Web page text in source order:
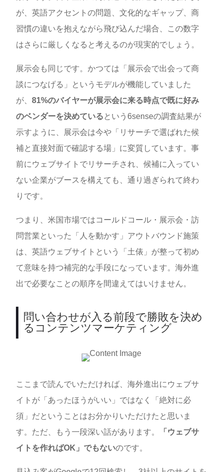
が、英語アクセントの問題、文化的なギャップ、商
習慣の違いを抱えながら飛び込んだ場合、この数字
はさらに厳しくなると考えるのが現実的でしょう。
展示会も同じです。かつては「展示会で出会って商
談につなげる」というモデルが機能していました
が、81%のバイヤーが展示会に来る時点で既に好み
のベンダーを決めている という6senseの調査結果が
示すように、展示会は今や「リサーチで選ばれた候
補と直接対面で確認する場」に変質しています。事
前にウェブサイトでリサーチされ、候補に入ってい
ない企業がブースを構えても、通り過ぎられて終わ
りです。
つまり、米国市場ではコールドコール・展示会・訪
問営業といった「人を動かす」アウトバウンド施策
は、英語ウェブサイトという「土俵」が整って初め
て意味を持つ補完的な手段になっています。海外進
出で必要なことの順序を間違えてはいけません。
問い合わせが入る前段で勝敗を決め
るコンテンツマーケティング
ここまで読んでいただければ、海外進出にウェブサ
イトが「あったほうがいい」ではなく「絶対に必
須」だということはお分かりいただけたと思いま
す。ただ、もう一段深い話があります。
「ウェブサ
イトを作ればOK」でもないのです。